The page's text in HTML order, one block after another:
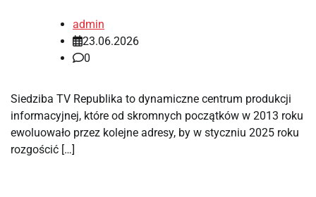
admin
23.06.2026
0
Siedziba TV Republika to dynamiczne centrum produkcji
informacyjnej, które od skromnych początków w 2013 roku
ewoluowało przez kolejne adresy, by w styczniu 2025 roku
rozgościć […]